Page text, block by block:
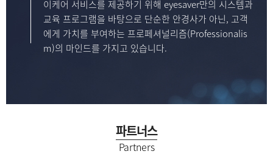
이케어 서비스를 제공하기 위해 eyesaver만의 시스템과
교육 프로그램을 바탕으로 단순한 안경사가 아닌, 고객
에게 가치를 부여하는 프로페셔널리즘(Professionalis
m)의 마인드를 가지고 있습니다.
파트너스
Partners